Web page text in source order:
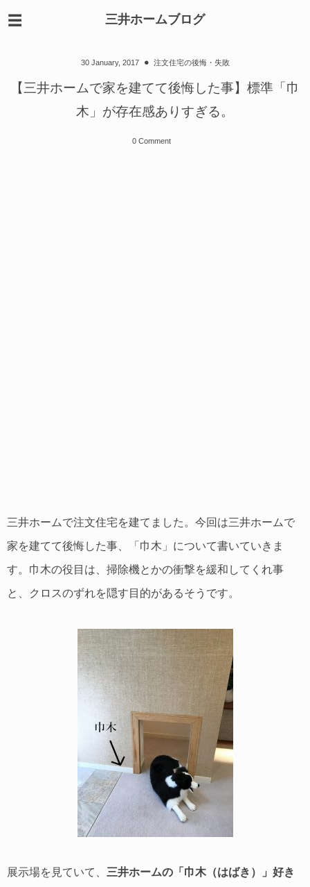
三井ホームブログ
30 January, 2017 注文住宅の後悔・失敗
【三井ホームで家を建てて後悔した事】標準「巾
木」が存在感ありすぎる。
0 Comment
三井ホームで注文住宅を建てました。今回は三井ホームで
家を建てて後悔した事、「巾木」について書いていきま
す。巾木の役目は、掃除機とかの衝撃を緩和してくれ事
と、クロスのずれを隠す目的があるそうです。
展示場を見ていて、 三井ホームの「巾木（はばき）」好き